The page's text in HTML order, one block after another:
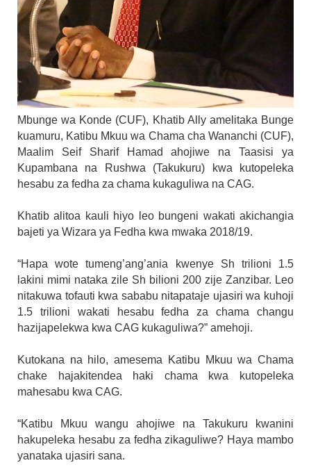
Mbunge wa Konde (CUF), Khatib Ally amelitaka Bunge
kuamuru, Katibu Mkuu wa Chama cha Wananchi (CUF),
Maalim Seif Sharif Hamad ahojiwe na Taasisi ya
Kupambana na Rushwa (Takukuru) kwa kutopeleka
hesabu za fedha za chama kukaguliwa na CAG.
Khatib alitoa kauli hiyo leo bungeni wakati akichangia
bajeti ya Wizara ya Fedha kwa mwaka 2018/19.
“Hapa wote tumeng’ang’ania kwenye Sh trilioni 1.5
lakini mimi nataka zile Sh bilioni 200 zije Zanzibar. Leo
nitakuwa tofauti kwa sababu nitapataje ujasiri wa kuhoji
1.5 trilioni wakati hesabu fedha za chama changu
hazijapelekwa kwa CAG kukaguliwa?” amehoji.
Kutokana na hilo, amesema Katibu Mkuu wa Chama
chake hajakitendea haki chama kwa kutopeleka
mahesabu kwa CAG.
“Katibu Mkuu wangu ahojiwe na Takukuru kwanini
hakupeleka hesabu za fedha zikaguliwe? Haya mambo
yanataka ujasiri sana.